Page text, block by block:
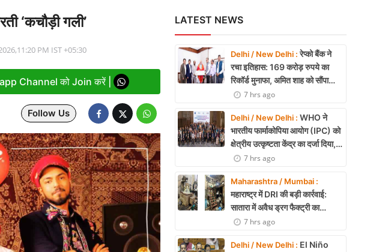
‘कचौड़ी गली’
PM IST +05:30
Channel को Join करें |
Follow Us
LATEST NEWS
Delhi / New Delhi :रेप्को बैंक ने
रचा इतिहास: 169 करोड़ रुपये का
रिकॉर्ड मुनाफा, अमित शाह को सौंपा
22.90 करोड़ का लाभांश
7 hrs ago
Delhi / New Delhi : WHO ने
भारतीय फार्माकोपिया आयोग (IPC) को
क्षेत्रीय उत्कृष्टता केंद्र का दर्जा दिया,
दक्षिण-पूर्व एशिया में भारत की बड़ी
7 hrs ago
Maharashtra / Mumbai :
महाराष्ट्र में DRI की बड़ी कार्रवाई:
सातारा में अवैध ड्रग फैक्ट्री का
भंडाफोड़, अल्प्राजोलम और डायजेपाम
7 hrs ago
Delhi / New Delhi : El Niño